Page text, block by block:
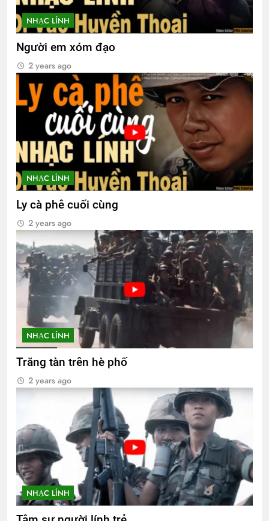
NHẠC LÍNH
Người em xóm đạo
2 years ago
NHẠC LÍNH
Ly cà phê cuối cùng
2 years ago
NHẠC LÍNH
Trăng tàn trên hè phố
2 years ago
NHẠC LÍNH